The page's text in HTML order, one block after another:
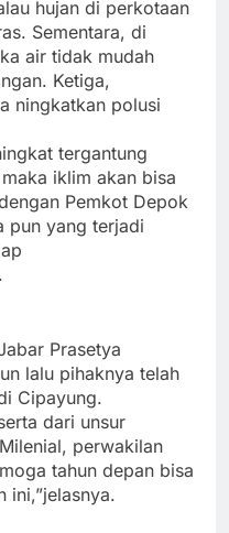
hujan di perkotaan
Sementara, di
air tidak mudah
Ketiga,
ningkatkan polusi
tergantung
iklim akan bisa
Pemkot Depok
pun yang terjadi
Prasetya
lalu pihaknya telah
Cipayung.
dari unsur
perwakilan
tahun depan bisa
ini,”jelasnya.